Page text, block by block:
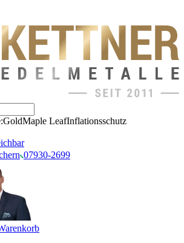
GoldMaple LeafInflationsschutz
07930-2699